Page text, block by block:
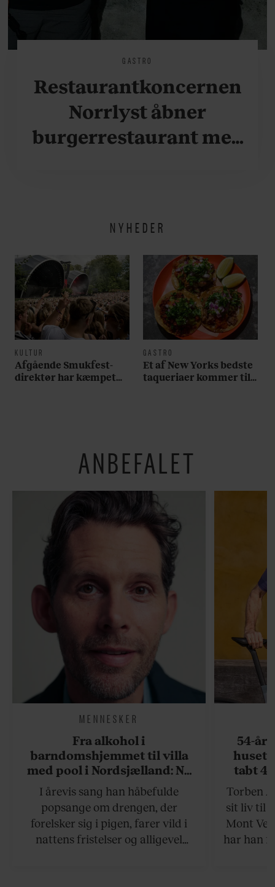
GASTRO
Restaurantkoncernen
Norrlyst åbner
burgerrestaurant med
NYHEDER
KULTUR
Afgående Smukfest-
direktør har kæmpet
GASTRO
Et af New Yorks bedste
taqueriaer kommer til
ANBEFALET
MENNESKER
Fra alkohol i
barndomshjemmet til villa
med pool i Nordsjælland: Nu
skal du høre sandheden om
Rasmus Seebach
I årevis sang han håbefulde
popsange om drengen, der
forelsker sig i pigen, farer vild i
nattens fristelser og alligevel
54-
huset
tabt
Torben
sit liv til
Mont
har han